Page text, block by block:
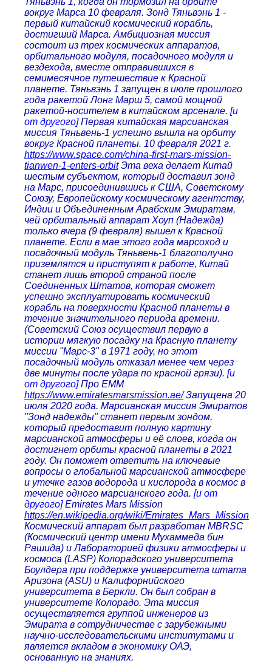
вокруг Марса 10 февраля. Зонд Тяньвэнь 1 -
первый китайский космический корабль,
достигший Марса. Амбициозная миссия
состоит из трех космических аппаратов,
орбитального модуля, посадочного модуля и
вездехода, вместе отправившихся в
семимесячное путешествие к Красной
планете. Тяньвэнь 1 запущен в июле прошлого
года ракетой Лонг Марш 5, самой мощной
ракетой-носителем в китайском арсенале. [и
от другого] Первая китайская марсианская
миссия Тяньвень-1 успешно вышла на орбиту
вокруг Красной планеты. 10 февраля 2021 г.
https://www.space.com/china-first-mars-mission-
tianwen-1-enters-orbitЭта веха делает Китай
шестым субъектом, который доставил зонд
на Марс, присоединившись к США, Советскому
Союзу, Европейскому космическому агентству,
Индии и Объединенным Арабским Эмиратам,
чей орбитальный аппарат Хоуп (Надежда)
только вчера (9 февраля) вышел к Красной
планете. Если в мае этого года марсоход и
посадочный модуль Тяньвень-1 благополучно
приземлятся и приступят к работе, Китай
станет лишь второй страной после
Соединенных Штатов, которая сможет
успешно эксплуатировать космический
корабль на поверхности Красной планеты в
течение значительного периода времени.
(Советский Союз осуществил первую в
истории мягкую посадку на Красную планету
миссии "Марс-3" в 1971 году, но этот
посадочный модуль отказал менее чем через
две минуты после удара по красной грязи). [и
от другого] Про EMM
https://www.emiratesmarsmission.ae/Запущена 20
июля 2020 года. Марсианская миссия Эмиратов
"Зонд надежды" станет первым зондом,
который предоставит полную картину
марсианской атмосферы и её слоев, когда он
достигнет орбиты красной планеты в 2021
году. Он поможет ответить на ключевые
вопросы о глобальной марсианской атмосфере
и утечке газов водорода и кислорода в космос в
течение одного марсианского года. [и от
другого] Emirates Mars Mission
https://en.wikipedia.org/wiki/Emirates_Mars_Mission
Космический аппарат был разработан MBRSC
(Космический центр имени Мухаммеда бин
Рашида) и Лабораторией физики атмосферы и
космоса (LASP) Колорадского университета
Боулдера при поддержке университета штата
Аризона (ASU) и Калифорнийского
университета в Беркли. Он был собран в
университете Колорадо. Эта миссия
осуществляется группой инженеров из
Эмирата в сотрудничестве с зарубежными
научно-исследовательскими институтами и
является вкладом в экономику ОАЭ,
основанную на знаниях.